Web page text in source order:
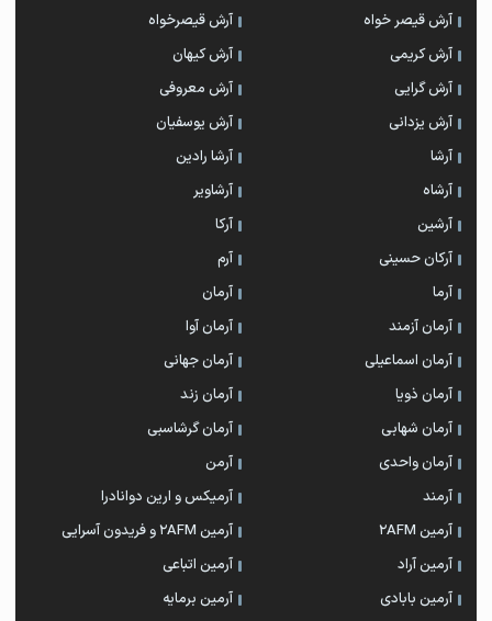
آرش قیصر خواه
آرش قیصرخواه
آرش کریمی
آرش کیهان
آرش گرایی
آرش معروفی
آرش یزدانی
آرش یوسفیان
آرشا
آرشا رادین
آرشاه
آرشاویر
آرشین
آرکا
آرکان حسینی
آرم
آرما
آرمان
آرمان آزمند
آرمان آوا
آرمان اسماعیلی
آرمان جهانی
آرمان ذویا
آرمان زند
آرمان شهابی
آرمان گرشاسبی
آرمان واحدی
آرمن
آرمند
آرمیکس و ارین دوانادرا
آرمین 2AFM
آرمین 2AFM و فریدون آسرایی
آرمین آراد
آرمین اتباعی
آرمین بابادی
آرمین برمایه